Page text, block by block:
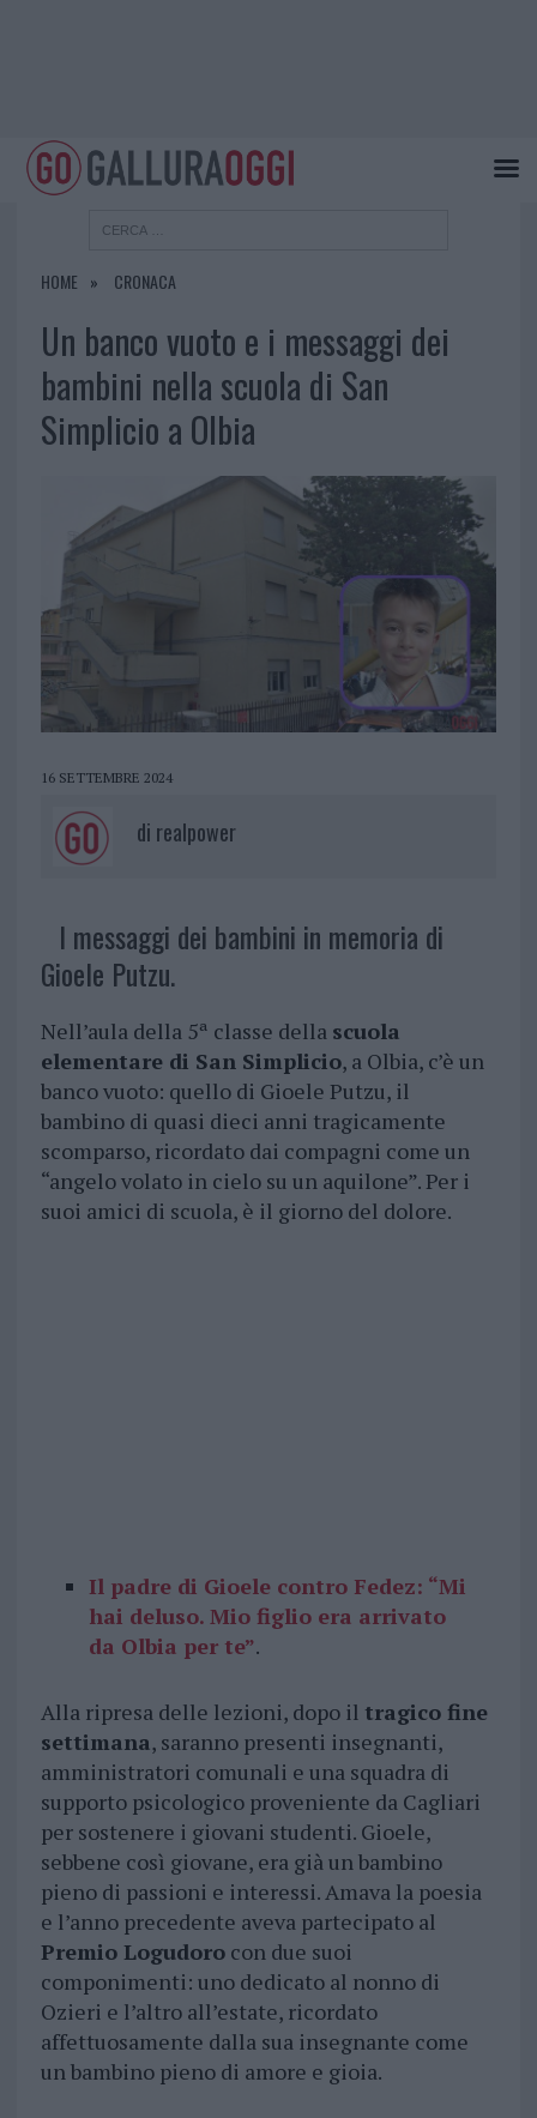
HOME CRONACA
Un banco vuoto e i messaggi dei
bambini nella scuola di San
Simplicio a Olbia
16 SETTEMBRE 2024
di realpower
I messaggi dei bambini in memoria di
Gioele Putzu.
Nell’aula della 5ª classe della scuola
elementare di San Simplicio, a Olbia, c’è un
banco vuoto: quello di Gioele Putzu, il
bambino di quasi dieci anni tragicamente
scomparso, ricordato dai compagni come un
“angelo volato in cielo su un aquilone”. Per i
suoi amici di scuola, è il giorno del dolore.
Il padre di Gioele contro Fedez: “Mi
hai deluso. Mio figlio era arrivato
da Olbia per te”.
Alla ripresa delle lezioni, dopo il tragico fine
settimana, saranno presenti insegnanti,
amministratori comunali e una squadra di
supporto psicologico proveniente da Cagliari
per sostenere i giovani studenti. Gioele,
sebbene così giovane, era già un bambino
pieno di passioni e interessi. Amava la poesia
e l’anno precedente aveva partecipato al
Premio Logudorocon due suoi
componimenti: uno dedicato al nonno di
Ozieri e l’altro all’estate, ricordato
affettuosamente dalla sua insegnante come
un bambino pieno di amore e gioia.